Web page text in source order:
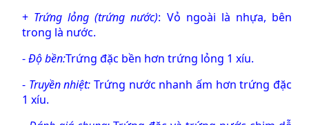
+ Trứng lỏng (trứng nước): Vỏ ngoài là nhựa, bên
trong là nước.
-Độ bền:Trứng đặc bền hơn trứng lỏng 1 xíu.
- Truyền nhiệt: Trứng nước nhanh ấm hơn trứng đặc
1 xíu.